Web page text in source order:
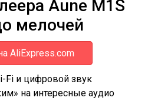
Aune M1S
мелочей
AliExpress.com
Fi и цифровой звук
на интересные аудио